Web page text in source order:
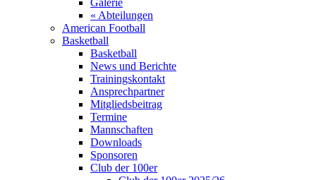
Galerie
« Abteilungen
American Football
Basketball
Basketball
News und Berichte
Trainingskontakt
Ansprechpartner
Mitgliedsbeitrag
Termine
Mannschaften
Downloads
Sponsoren
Club der 100er